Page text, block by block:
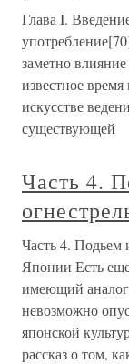
Глава I.
заметно
известное
искусстве
существующей
Часть 4.
Часть 4. Подьем
Японии Есть
имеющий
невозможно
японской
рассказ о том,